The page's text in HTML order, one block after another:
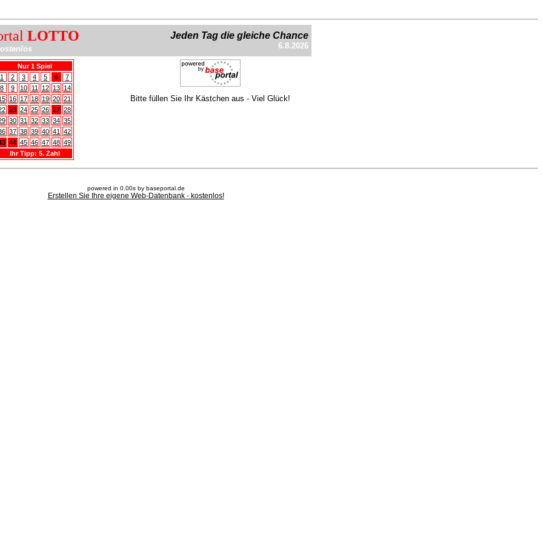
LOTTO Jeden Tag die gleiche Chance
6.8.2026
Nur 1 Spiel
1
2 3 4 5 6
7
8
9 10 11 12 13 14
16 17 18 19 20 21
23 24 25 26 27 28
30 31 32 33 34 35
37 38 39 40 41
42
44 45 46 47 48 49
Ihr Tipp: 5. Zahl
Bitte füllen Sie Ihr Kästchen aus - Viel Glück!
powered in 0.00s by baseportal.de
Erstellen Sie Ihre eigene Web-Datenbank - kostenlos!